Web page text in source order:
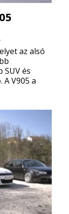
az alsó
és
V905 a